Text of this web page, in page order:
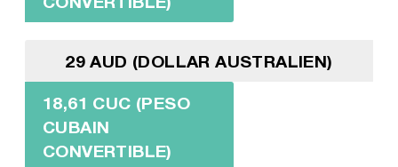
29 AUD (DOLLAR AUSTRALIEN)
18,61 CUC (PESO
CUBAIN
CONVERTIBLE)